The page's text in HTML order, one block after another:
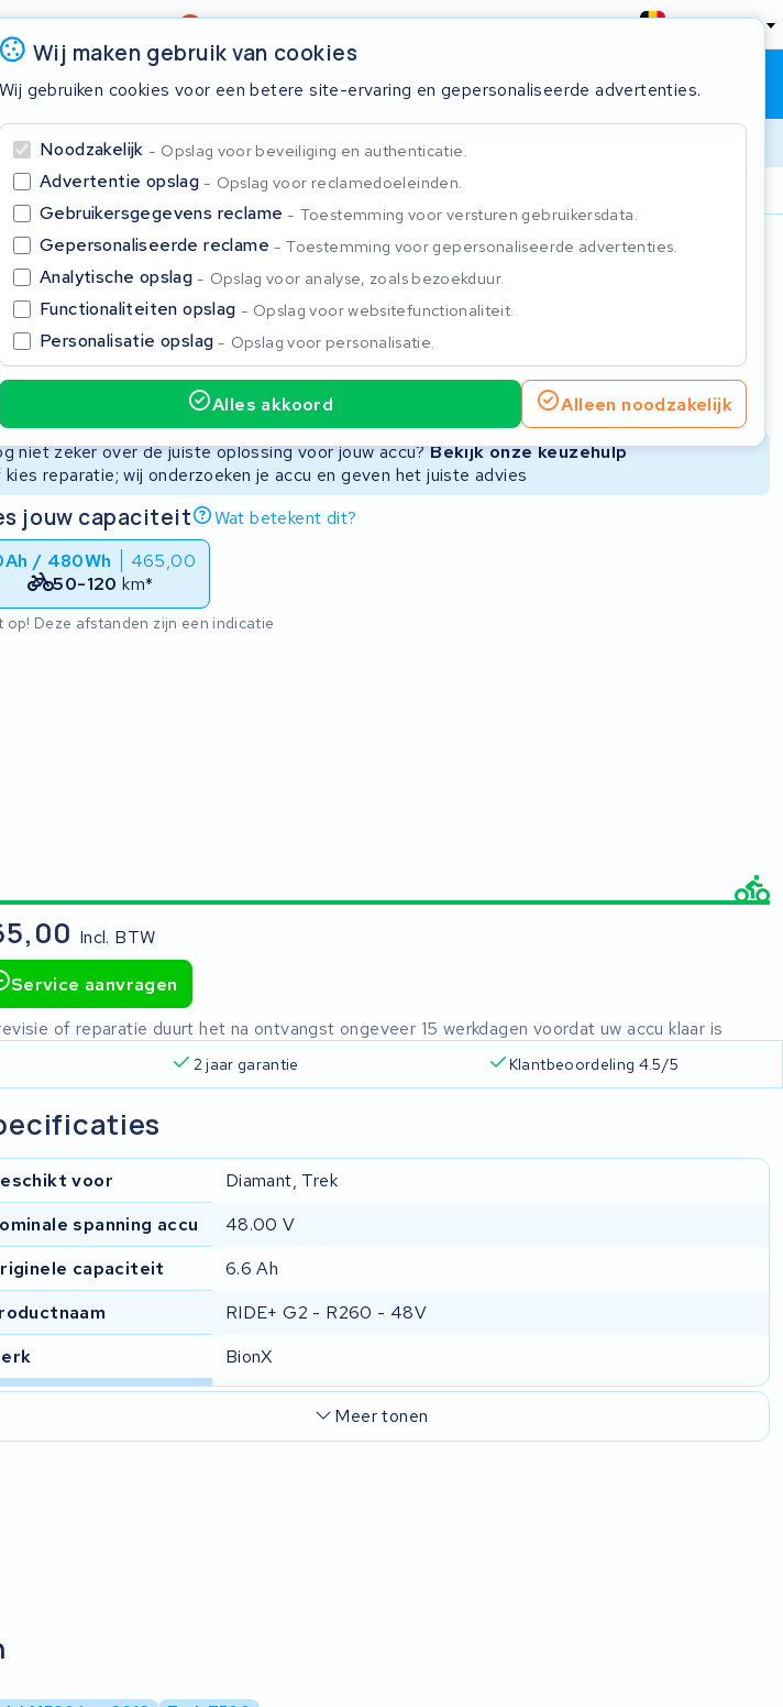
Beoordeling4,6/5 België
Winkelwagen Inloggen
Accessoires
2 jaar garantie
Wij maken gebruik van cookies
Wij gebruiken cookies voor een betere site-ervaring en gepersonaliseerde advertenties.
Noodzakelijk Opslag voor beveiliging en authenticatie.
Advertentie opslag Opslag voor reclamedoeleinden.
Gebruikersgegevens reclame Toestemming voor versturen gebruikersdata.
Gepersonaliseerde reclame Toestemming voor gepersonaliseerde advertenties.
Analytische opslag Opslag voor analyse, zoals bezoekduur.
Functionaliteiten opslag Opslag voor websitefunctionaliteit.
Personalisatie opslag Opslag voor personalisatie.
Alles akkoord Alleen noodzakelijk
Accu revisie Accu reparatie Nieuwe Accu Refurbished Accu
Niet beschikbaar
niet zeker over de juiste oplossing voor jouw accu?Bekijk onze keuzehulp
kies reparatie; wij onderzoeken je accu en geven het juiste advies
jouw capaciteit
Wat betekent dit?
/ 480Wh
465,00
50-120 km*
op! Deze afstanden zijn een indicatie
Incl. BTW
Service aanvragen
of reparatie duurt het na ontvangst ongeveer 15 werkdagen voordat uw accu klaar is
2 jaar garantie Klantbeoordeling 4.5/5
voor
Diamant, Trek
spanning accu
48.00 V
capaciteit
6.6 Ah
RIDE+ G2 - R260 - 48V
BionX
Meer tonen
Sluiten
de zoekbalk om te zoeken